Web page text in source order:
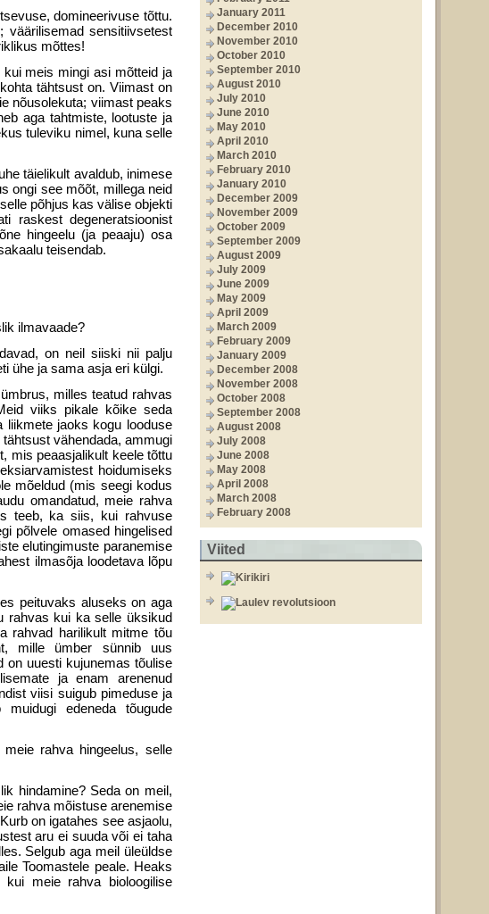
January 2011
December 2010
November 2010
October 2010
September 2010
August 2010
July 2010
June 2010
May 2010
April 2010
March 2010
February 2010
January 2010
December 2009
November 2009
October 2009
September 2009
August 2009
July 2009
June 2009
May 2009
April 2009
March 2009
February 2009
January 2009
December 2008
November 2008
October 2008
September 2008
August 2008
July 2008
June 2008
May 2008
April 2008
March 2008
February 2008
Viited
domineerivuse tõttu.
väärilisemad sensitiivsetest
mõttes!
kui meis mingi asi mõtteid ja
tähtsust on. Viimast on
nõusolekuta; viimast peaks
aga tahtmiste, lootuste ja
tuleviku nimel, kuna selle
täielikult avaldub, inimese
ongi see mõõt, millega neid
põhjus kas välise objekti
raskest degeneratsioonist
hingeelu (ja peaaju) osa
teisendab.
ilmavaade?
on neil siiski nii palju
ühe ja sama asja eri külgi.
milles teatud rahvas
viiks pikale kõike seda
liikmete jaoks kogu looduse
vähendada, ammugi
mis peaasjalikult keele tõttu
hoidumiseks
mõeldud (mis seegi kodus
omandatud, meie rahva
teeb, ka siis, kui rahvuse
põlvele omased hingelised
elutingimuste paranemise
ilmasõja loodetava lõpu
peituvaks aluseks on aga
rahvas kui ka selle üksikud
rahvad harilikult mitme tõu
mille ümber sünnib uus
on uuesti kuju­nemas tõulise
ja enam arenenud
viisi suigub pimeduse ja
muidugi edeneda tõugude
rahva hingeelus, selle
hindamine? Seda on meil,
rahva mõistuse arenemise
on igatahes see asjaolu,
aru ei suuda või ei taha
Selgub aga meil üleüldse
Toomastele peale. Heaks
kui meie rahva bioloogilise